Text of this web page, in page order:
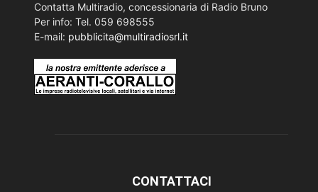
Contatta Multiradio, concessionaria di Radio Bruno
Per info: Tel. 059 698555
E-mail: pubblicita@multiradiosrl.it
CONTATTACI